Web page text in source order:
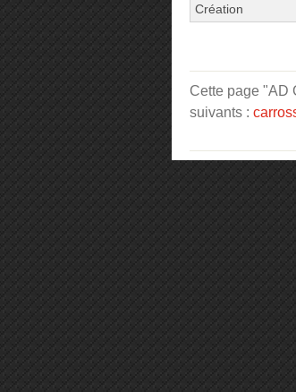
Création
Cette page "AD
suivants :